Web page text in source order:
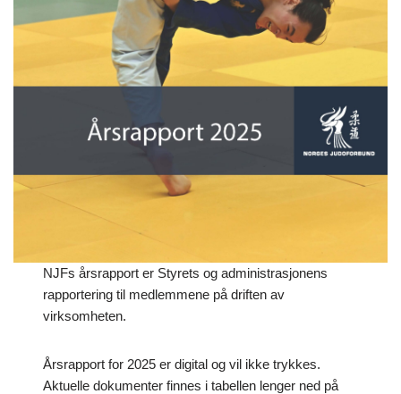
NJFs årsrapport er Styrets og administrasjonens
rapportering til medlemmene på driften av
virksomheten.
Årsrapport for 2025 er digital og vil ikke trykkes.
Aktuelle dokumenter finnes i tabellen lenger ned på